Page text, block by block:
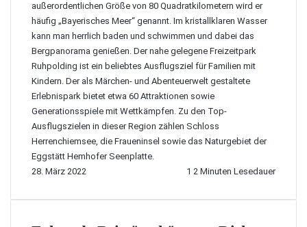
außerordentlichen Größe von 80 Quadratkilometern wird er
häufig „Bayerisches Meer“ genannt. Im kristallklaren Wasser
kann man herrlich baden und schwimmen und dabei das
Bergpanorama genießen. Der nahe gelegene Freizeitpark
Ruhpolding ist ein beliebtes Ausflugsziel für Familien mit
Kindern. Der als Märchen- und Abenteuerwelt gestaltete
Erlebnispark bietet etwa 60 Attraktionen sowie
Generationsspiele mit Wettkämpfen. Zu den Top-
Ausflugszielen in dieser Region zählen Schloss
Herrenchiemsee, die Fraueninsel sowie das Naturgebiet der
Eggstätt Hemhofer Seenplatte.
28. März 2022
1 2 Minuten Lesedauer